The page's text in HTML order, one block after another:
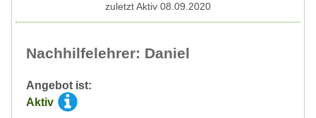
Nachhilfelehrer: Daniel
Angebot ist:
Aktiv
zuletzt Aktiv 08.09.2020